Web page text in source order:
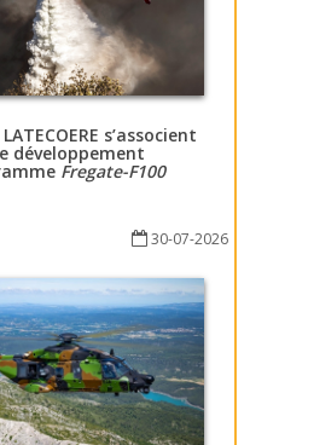
s’associent
développement
Fregate-F100
30-07-2026